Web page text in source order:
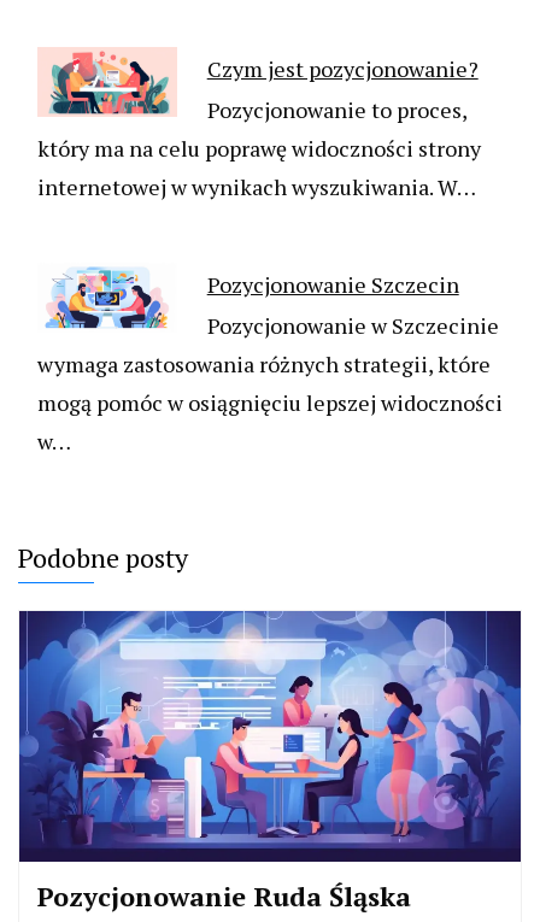
Czym jest pozycjonowanie?
Pozycjonowanie to proces,
który ma na celu poprawę widoczności strony
internetowej w wynikach wyszukiwania. W…
Pozycjonowanie Szczecin
Pozycjonowanie w Szczecinie
wymaga zastosowania różnych strategii, które
mogą pomóc w osiągnięciu lepszej widoczności
w…
Podobne posty
Pozycjonowanie Ruda Śląska